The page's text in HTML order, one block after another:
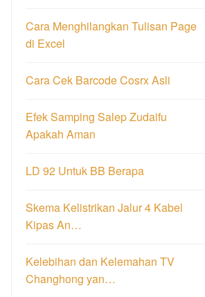
Cara Menghilangkan Tulisan Page
di Excel
Cara Cek Barcode Cosrx Asli
Efek Samping Salep Zudaifu
Apakah Aman
LD 92 Untuk BB Berapa
Skema Kelistrikan Jalur 4 Kabel
Kipas An…
Kelebihan dan Kelemahan TV
Changhong yan…